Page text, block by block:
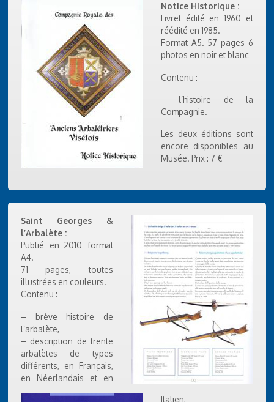
Notice Historique :
Livret édité en 1960 et
réédité en 1985.
Format A5. 57 pages 6
photos en noir et blanc
Contenu :
– l’histoire de la
Compagnie.
Les deux éditions sont
encore disponibles au
Musée. Prix : 7 €
Saint Georges &
l’Arbalète :
Publié en 2010 format
A4.
71 pages, toutes
illustrées en couleurs.
Contenu :
– brève histoire de
l’arbalète,
– description de trente
arbalètes de types
différents, en Français,
en Néerlandais et en
Italien,